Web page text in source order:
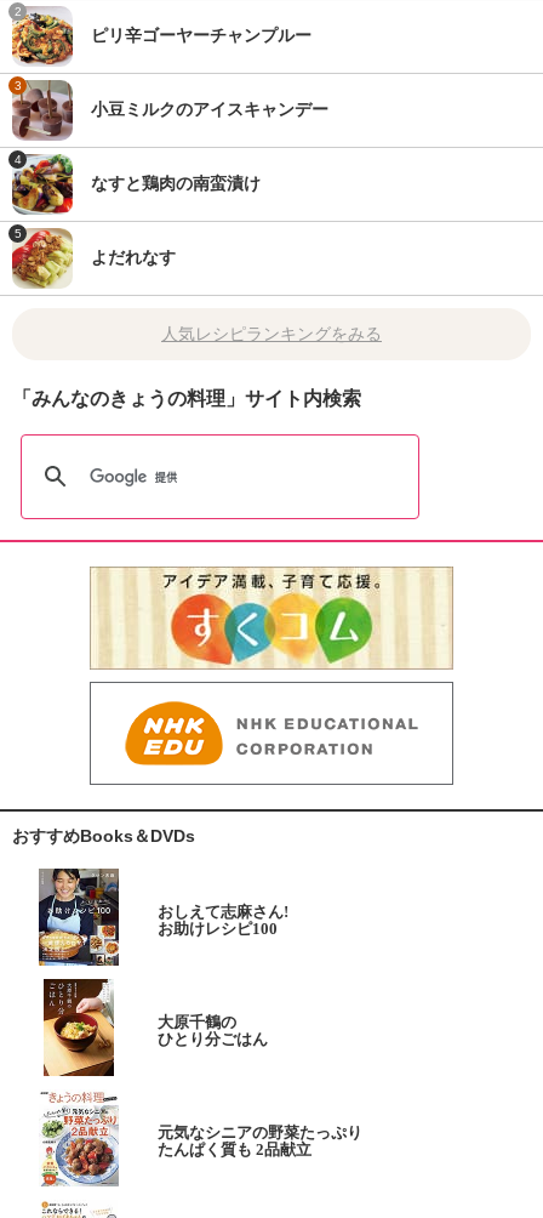
2
ピリ辛ゴーヤーチャンプルー
3
小豆ミルクのアイスキャンデー
4
なすと鶏肉の南蛮漬け
5
よだれなす
人気レシピランキングをみる
「みんなのきょうの料理」サイト内検索
おすすめBooks＆DVDs
おしえて志麻さん!
お助けレシピ100
大原千鶴の
ひとり分ごはん
元気なシニアの野菜たっぷり
たんぱく質も 2品献立